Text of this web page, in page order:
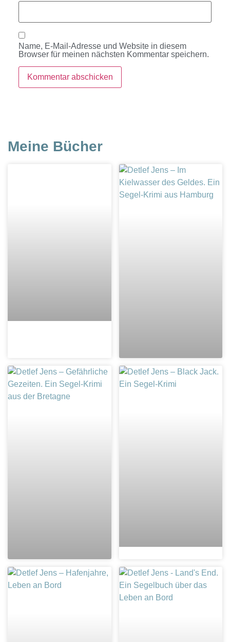
Name, E-Mail-Adresse und Website in diesem
Browser für meinen nächsten Kommentar speichern.
Meine Bücher